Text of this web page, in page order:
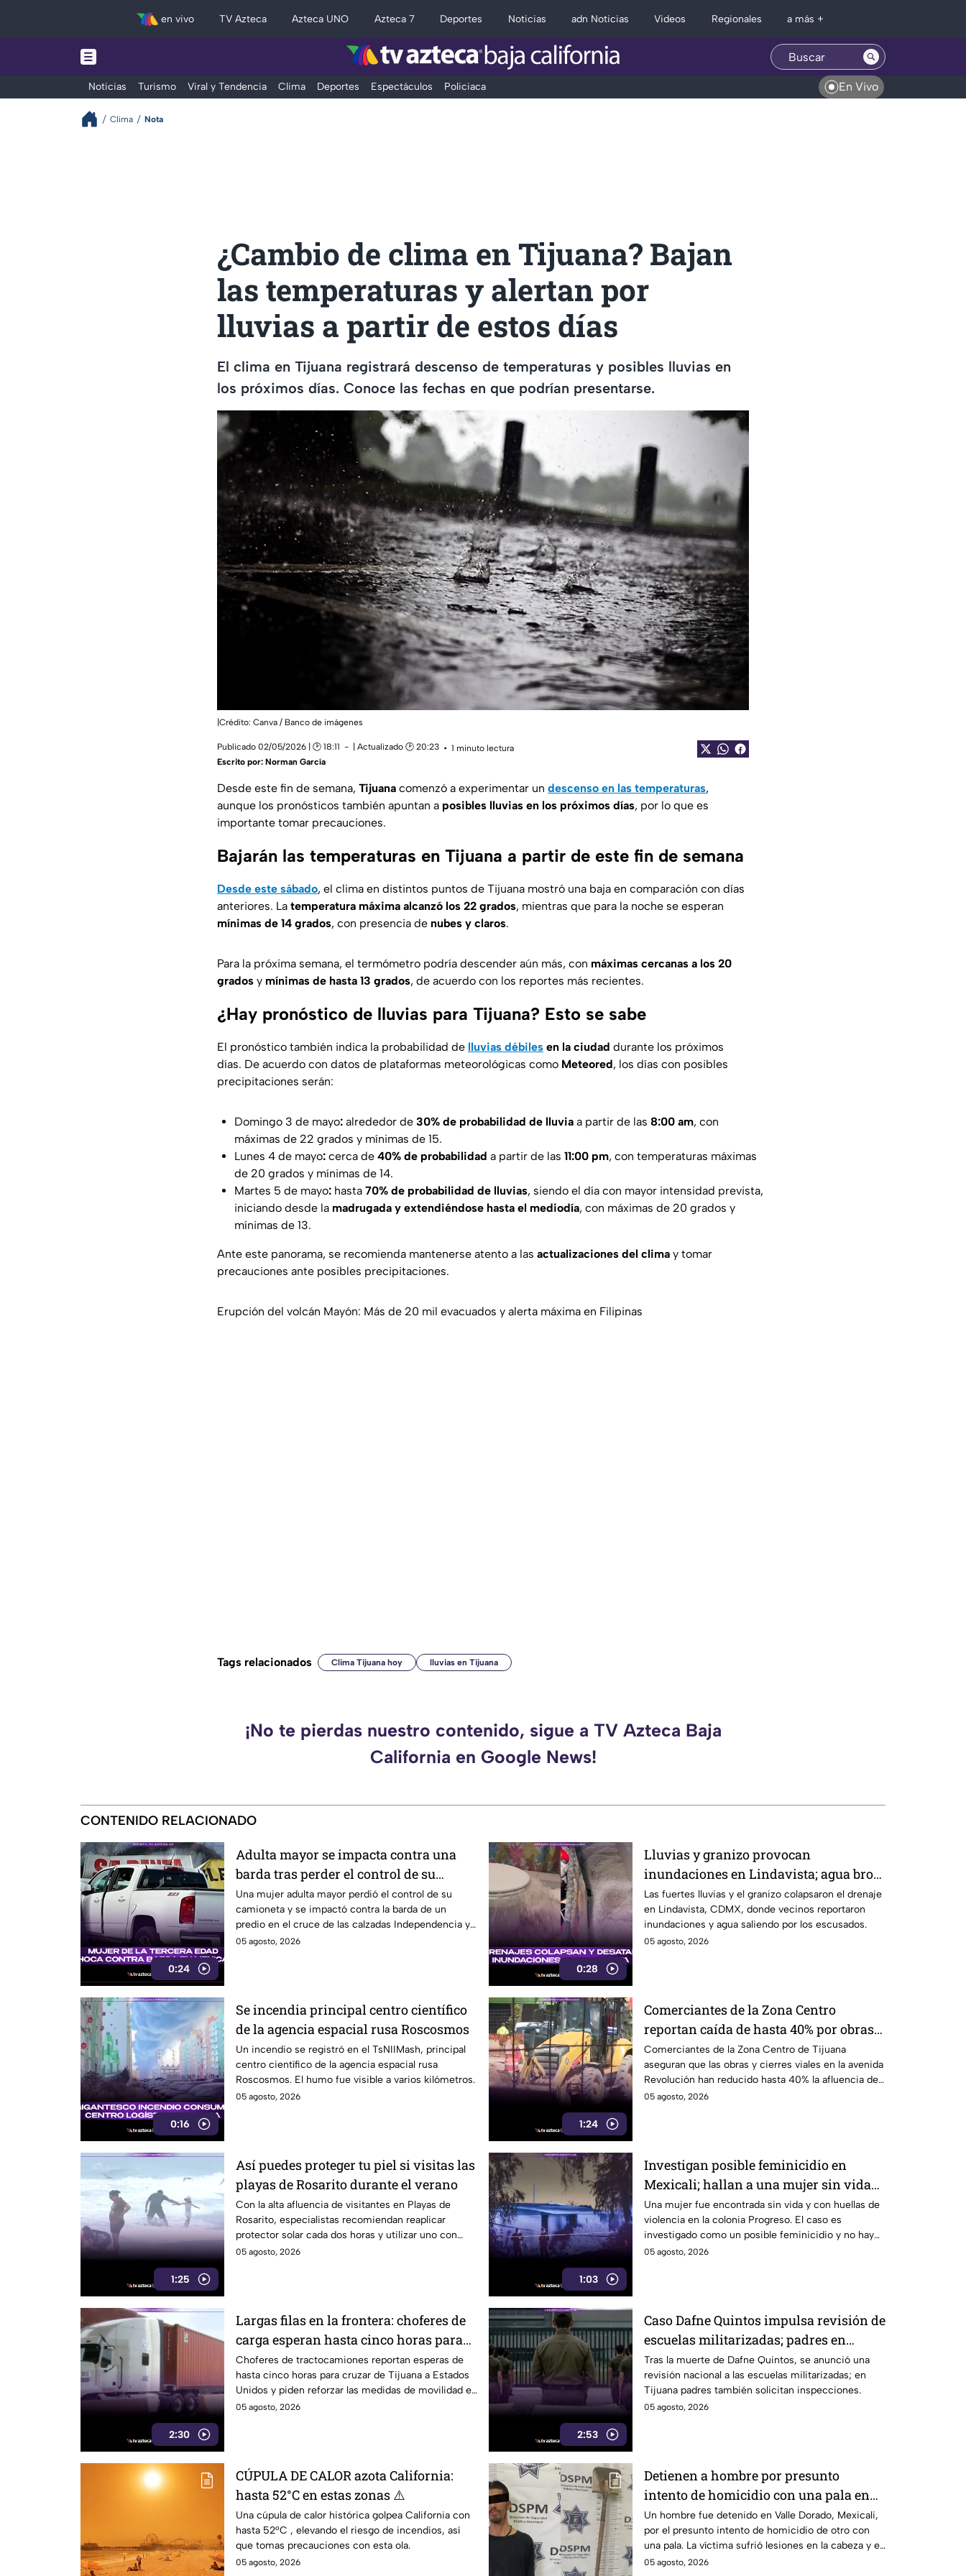
en vivo TV Azteca Azteca UNO Azteca 7 Deportes Noticias adn Noticias Videos Regionales a más +
Noticias Turismo Viral y Tendencia Clima Deportes Espectáculos Policiaca En Vivo
Clima Nota
¿Cambio de clima en Tijuana? Bajan
las temperaturas y alertan por
lluvias a partir de estos días
El clima en Tijuana registrará descenso de temperaturas y posibles lluvias en
los próximos días. Conoce las fechas en que podrían presentarse.
|Crédito: Canva / Banco de imágenes
Publicado 02/05/2026 | 🕑 18:11 | Actualizado 🕑 20:23
1 minuto lectura
Escrito por: Norman García
Desde este fin de semana, Tijuana comenzó a experimentar un descenso en las temperaturas,
aunque los pronósticos también apuntan a posibles lluvias en los próximos días, por lo que es
importante tomar precauciones.
Bajarán las temperaturas en Tijuana a partir de este fin de semana
Desde este sábado, el clima en distintos puntos de Tijuana mostró una baja en comparación con días
anteriores. La temperatura máxima alcanzó los 22 grados, mientras que para la noche se esperan
mínimas de 14 grados, con presencia de nubes y claros.
Para la próxima semana, el termómetro podría descender aún más, con máximas cercanas a los 20
grados y mínimas de hasta 13 grados, de acuerdo con los reportes más recientes.
¿Hay pronóstico de lluvias para Tijuana? Esto se sabe
El pronóstico también indica la probabilidad de lluvias débiles en la ciudad durante los próximos
días. De acuerdo con datos de plataformas meteorológicas como Meteored, los días con posibles
precipitaciones serán:
Domingo 3 de mayo: alrededor de 30% de probabilidad de lluvia a partir de las 8:00 am, con
máximas de 22 grados y mínimas de 15.
Lunes 4 de mayo: cerca de 40% de probabilidad a partir de las 11:00 pm, con temperaturas máximas
de 20 grados y mínimas de 14.
Martes 5 de mayo: hasta 70% de probabilidad de lluvias, siendo el día con mayor intensidad prevista,
iniciando desde la madrugada y extendiéndose hasta el mediodía, con máximas de 20 grados y
mínimas de 13.
Ante este panorama, se recomienda mantenerse atento a las actualizaciones del clima y tomar
precauciones ante posibles precipitaciones.
Erupción del volcán Mayón: Más de 20 mil evacuados y alerta máxima en Filipinas
Tags relacionados Clima Tijuana hoy lluvias en Tijuana
¡No te pierdas nuestro contenido, sigue a TV Azteca Baja
California en Google News!
CONTENIDO RELACIONADO
0:24
Adulta mayor se impacta contra una
barda tras perder el control de su
camioneta en Mexicali
Una mujer adulta mayor perdió el control de su
camioneta y se impactó contra la barda de un
predio en el cruce de las calzadas Independencia y
López Mateos, en Mexicali.
05 agosto, 2026
0:28
Lluvias y granizo provocan
inundaciones en Lindavista; agua brota
de los escusados
Las fuertes lluvias y el granizo colapsaron el drenaje
en Lindavista, CDMX, donde vecinos reportaron
inundaciones y agua saliendo por los escusados.
05 agosto, 2026
0:16
Se incendia principal centro científico
de la agencia espacial rusa Roscosmos
Un incendio se registró en el TsNIIMash, principal
centro científico de la agencia espacial rusa
Roscosmos. El humo fue visible a varios kilómetros.
05 agosto, 2026
1:24
Comerciantes de la Zona Centro
reportan caída de hasta 40% por obras
en avenida Revolución
Comerciantes de la Zona Centro de Tijuana
aseguran que las obras y cierres viales en la avenida
Revolución han reducido hasta 40% la afluencia de
clientes.
05 agosto, 2026
1:25
Así puedes proteger tu piel si visitas las
playas de Rosarito durante el verano
Con la alta afluencia de visitantes en Playas de
Rosarito, especialistas recomiendan reaplicar
protector solar cada dos horas y utilizar uno con
FPS 30 o superior.
05 agosto, 2026
1:03
Investigan posible feminicidio en
Mexicali; hallan a una mujer sin vida
con huellas de violencia
Una mujer fue encontrada sin vida y con huellas de
violencia en la colonia Progreso. El caso es
investigado como un posible feminicidio y no hay
detenidos.
05 agosto, 2026
2:30
Largas filas en la frontera: choferes de
carga esperan hasta cinco horas para
cruzar a EE. UU.
Choferes de tractocamiones reportan esperas de
hasta cinco horas para cruzar de Tijuana a Estados
Unidos y piden reforzar las medidas de movilidad en
la frontera.
05 agosto, 2026
2:53
Caso Dafne Quintos impulsa revisión de
escuelas militarizadas; padres en
Tijuana exigen supervisión
Tras la muerte de Dafne Quintos, se anunció una
revisión nacional a las escuelas militarizadas; en
Tijuana padres también solicitan inspecciones.
05 agosto, 2026
CÚPULA DE CALOR azota California:
hasta 52°C en estas zonas ⚠️
Una cúpula de calor histórica golpea California con
hasta 52°C , elevando el riesgo de incendios, así
que tomas precauciones con esta ola.
05 agosto, 2026
Detienen a hombre por presunto
intento de homicidio con una pala en
Mexicali; habría atacado a otro
mientras dormía
Un hombre fue detenido en Valle Dorado, Mexicali,
por el presunto intento de homicidio de otro con
una pala. La víctima sufrió lesiones en la cabeza y el
cuerpo.
05 agosto, 2026